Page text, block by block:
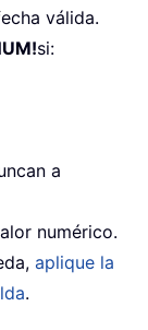
válida.
si:
a
numérico.
aplique la
.